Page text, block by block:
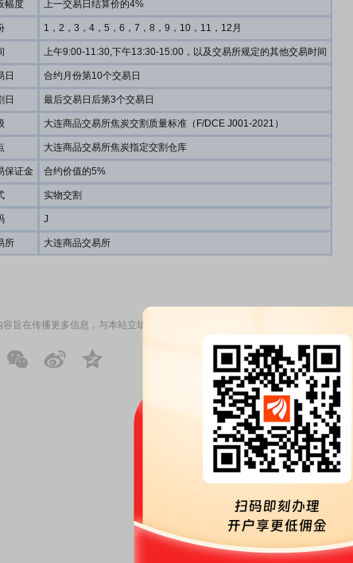
幅度 上一交易日结算价的4%
1，2，3，4，5，6，7，8，9，10，11，12月
上午9:00-11:30,下午13:30-15:00，以及交易所规定的其他交易时间
日 合约月份第10个交易日
日 最后交易日后第3个交易日
大连商品交易所焦炭交割质量标准（F/DCE J001-2021）
大连商品交易所焦炭指定交割仓库
保证金 合约价值的5%
实物交割
J
所 大连商品交易所
旨在传播更多信息，与本站立场无关，不构成投资建议。据此操作，风险自担。